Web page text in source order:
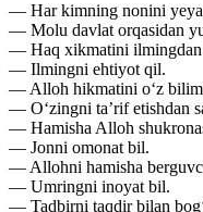
— Har kimning nonini yeya
— Molu davlat orqasidan
— Haq xikmatini ilmingdan
— Ilmingni ehtiyot qil.
— Alloh hikmatini o‘z
— O‘zingni ta’rif etishdan
— Hamisha Alloh
— Jonni omonat bil.
— Allohni hamisha
— Umringni inoyat bil.
— Tadbirni taqdir bilan